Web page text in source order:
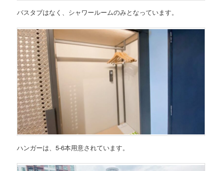
バスタブはなく、シャワールームのみとなっています。
ハンガーは、5-6本用意されています。